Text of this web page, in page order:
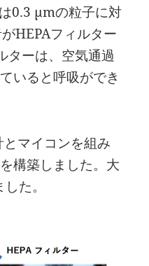
0.3 µmの粒子に対
HEPAフィルター
ターは、空気通過
いると呼吸ができ
マイコンを組み
構築しました。大
た。